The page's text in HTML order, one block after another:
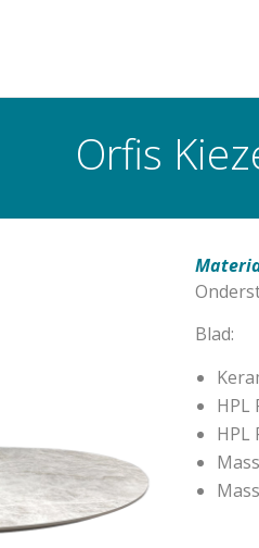
Orfis
Blad:
HPL
HPL